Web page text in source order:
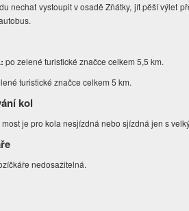
nechat vystoupit v osadě Zňátky, jít pěší výlet
po zelené turistické značce celkem 5,5 km.
turistické značce celkem 5 km.
kol
je pro kola nesjízdná nebo sjízdná jen s
nedosažitelná.